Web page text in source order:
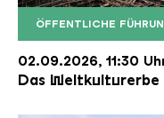
ÖFFENTLICHE
Der
Copyright:
02.09.2026, 11:30
Das